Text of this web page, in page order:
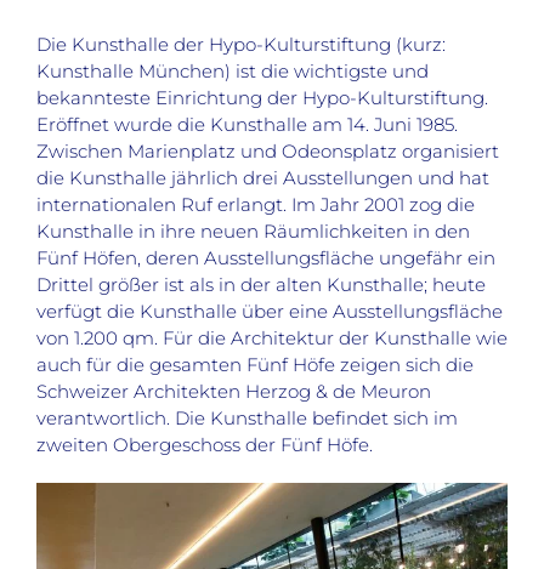
Die Kunsthalle der Hypo-Kulturstiftung (kurz:
Kunsthalle München) ist die wichtigste und
bekannteste Einrichtung der Hypo-Kulturstiftung.
Eröffnet wurde die Kunsthalle am 14. Juni 1985.
Zwischen Marienplatz und Odeonsplatz organisiert
die Kunsthalle jährlich drei Ausstellungen und hat
internationalen Ruf erlangt. Im Jahr 2001 zog die
Kunsthalle in ihre neuen Räumlichkeiten in den
Fünf Höfen, deren Ausstellungsfläche ungefähr ein
Drittel größer ist als in der alten Kunsthalle; heute
verfügt die Kunsthalle über eine Ausstellungsfläche
von 1.200 qm. Für die Architektur der Kunsthalle wie
auch für die gesamten Fünf Höfe zeigen sich die
Schweizer Architekten Herzog & de Meuron
verantwortlich. Die Kunsthalle befindet sich im
zweiten Obergeschoss der Fünf Höfe.